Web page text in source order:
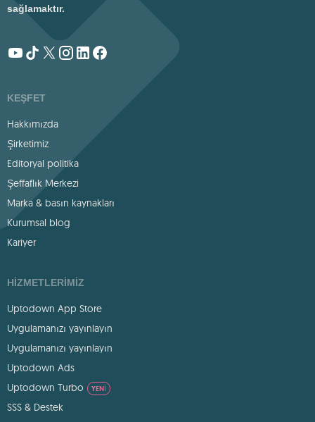
sağlamaktır.
KEŞFET
Hakkımızda
Şirketimiz
Editoryal politika
Şeffaflık Merkezi
Marka & basın kaynakları
Kurumsal blog
Kariyer
HIZMETLERIMIZ
Uptodown App Store
Uygulamanızı yayınlayın
Uygulamanızı yayınlayın
Uptodown Ads
Uptodown Turbo
YENI
SSS & Destek